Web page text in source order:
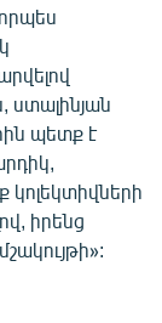
ստալինյան
պետք է
իրենց